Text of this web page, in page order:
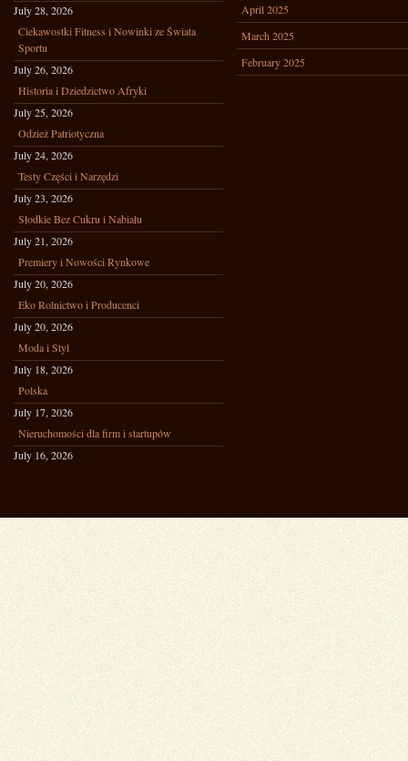
July 28, 2026
Ciekawostki Fitness i Nowinki ze Świata
Sportu
July 26, 2026
Historia i Dziedzictwo Afryki
July 25, 2026
Odzież Patriotyczna
July 24, 2026
Testy Części i Narzędzi
July 23, 2026
Słodkie Bez Cukru i Nabiału
July 21, 2026
Premiery i Nowości Rynkowe
July 20, 2026
Eko Rolnictwo i Producenci
July 20, 2026
Moda i Styl
July 18, 2026
Polska
July 17, 2026
Nieruchomości dla firm i startupów
July 16, 2026
April 2025
March 2025
February 2025